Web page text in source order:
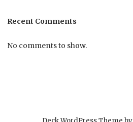
Recent Comments
No comments to show.